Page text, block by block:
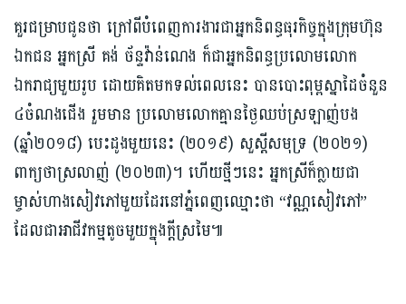
គួរជម្រាបជូនថា ក្រៅពីបំពេញការងារជាអ្នកនិពន្ធធុរកិច្ចក្នុងក្រុមហ៊ុន
ឯកជន អ្នកស្រី គង់ ច័ន្ទវ៉ាន់ណេង ក៏ជាអ្នកនិពន្ធប្រលោមលោក
ឯករាជ្យមួយរូប ដោយគិតមកទល់ពេលនេះ បានបោះពុម្ពស្នាដៃចំនួន
៤ចំណងជើង រួមមាន ប្រលោមលោកគ្មានថ្ងៃឈប់ស្រឡាញ់បង
(ឆ្នាំ២០១៨) បេះដូងមួយនេះ (២០១៩) សួស្ដីសមុទ្រ (២០២១)
ពាក្យថាស្រលាញ់ (២០២៣)។ ហើយថ្មីៗនេះ អ្នកស្រីក៏ក្លាយជា
ម្ចាស់ហាងសៀវភៅមួយដែរនៅភ្នំពេញឈ្មោះថា “វណ្ណសៀវភៅ”
ដែលជាអាជីវកម្មតូចមួយក្នុងក្ដីស្រមៃ៕